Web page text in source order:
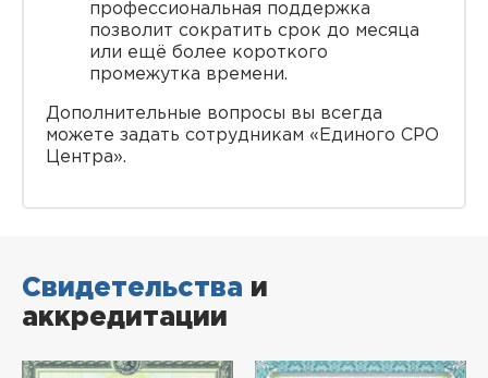
профессиональная поддержка
позволит сократить срок до месяца
или ещё более короткого
промежутка времени.
Дополнительные вопросы вы всегда
можете задать сотрудникам «Единого СРО
Центра».
Свидетельства и
аккредитации